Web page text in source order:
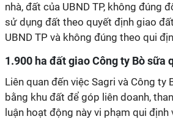
nhà, đất của UBND TP, không đúng
sử dụng đất theo quyết định giao
UBND TP và không đúng theo qui
1.900 ha đất giao Công ty Bò sữa
Liên quan đến việc Sagri và Công ty
bằng khu đất để góp liên doanh,
luận hoạt động này vi phạm qui định